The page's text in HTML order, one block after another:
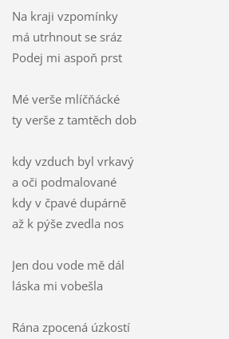
Na kraji vzpomínky
má utrhnout se sráz
Podej mi aspoň prst
Mé verše mlíčňácké
ty verše z tamtěch dob
kdy vzduch byl vrkavý
a oči podmalované
kdy v čpavé dupárně
až k pýše zvedla nos
Jen dou vode mě dál
láska mi vobešla
Rána zpocená úzkostí